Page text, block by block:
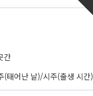
간
(태어난 날)/시주(출생 시간)